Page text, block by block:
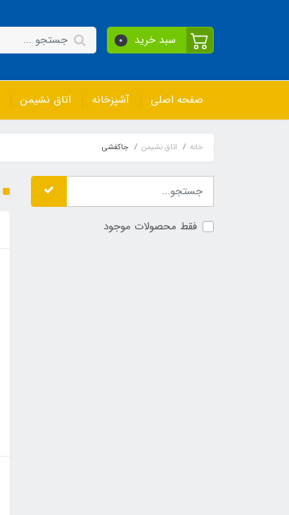
سبد خرید 0
صفحه اصلی آشپزخانه اتاق نشیمن
خانه اتاق نشیمن جاکفشی
فقط محصولات موجود